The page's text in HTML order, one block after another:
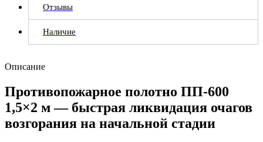
Отзывы
Наличие
Описание
Противопожарное полотно ПП-600
1,5×2 м — быстрая ликвидация очагов
возгорания на начальной стадии